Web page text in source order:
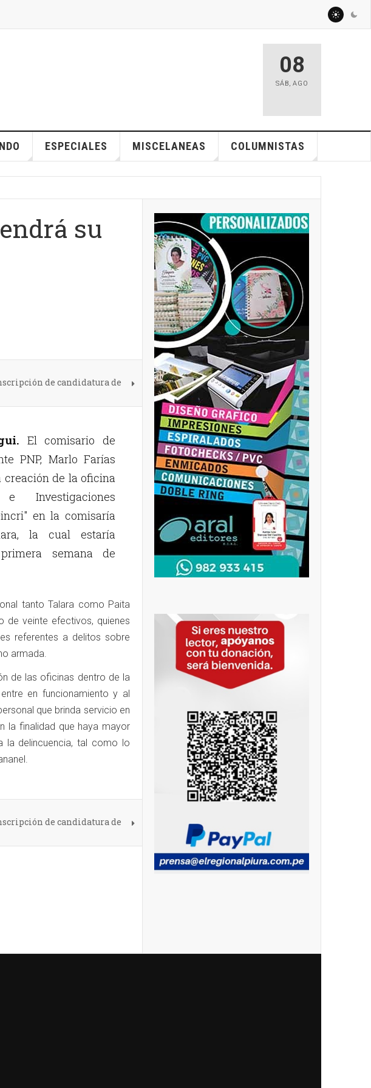
08
SÁB, AGO
ESPECIALES MISCELANEAS COLUMNISTAS
su
de candidatura de
El comisario de
PNP, Marlo Farías
creación de la oficina
Investigaciones
en la comisaría
la cual estaría
semana de
tanto Talara como Paita
de veinte efectivos, quienes
referentes a delitos sobre
armada.
de las oficinas dentro de la
en funcionamiento y al
que brinda servicio en
la finalidad que haya mayor
la delincuencia, tal como lo
de candidatura de